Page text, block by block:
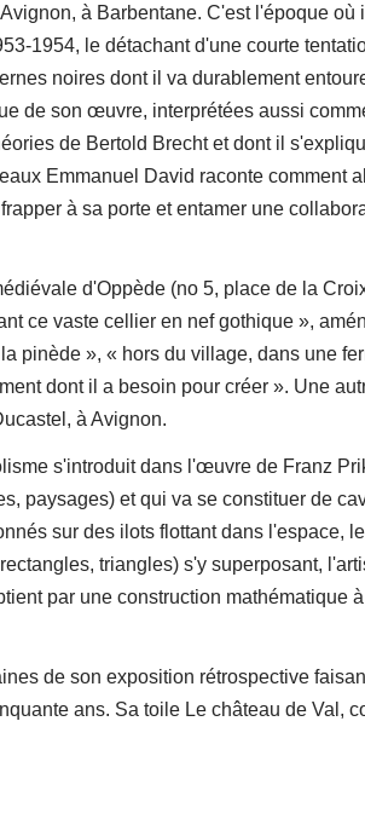
à Barbentane. C'est l'époque où
1954, le détachant d'une courte
noires dont il va durablement
de son œuvre, interprétées aussi
de Bertold Brecht et dont il
Emmanuel David raconte comment
à sa porte et entamer une
d'Oppède (no 5, place de la
ce vaste cellier en nef gothique »,
pinède », « hors du village, dans une
dont il a besoin pour créer ». Une
à Avignon.
s'introduit dans l'œuvre de Franz
paysages) et qui va se constituer de
sur des ilots flottant dans l'espace,
triangles) s'y superposant,
par une construction mathématique
de son exposition rétrospective
ans. Sa toile Le château de Val,